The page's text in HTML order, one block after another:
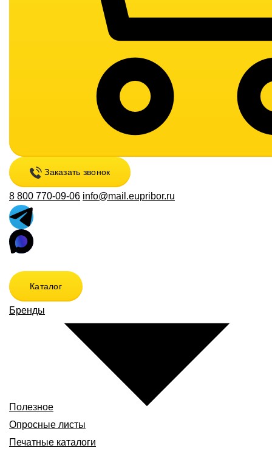
Заказать звонок
8 800 770-09-06 info@mail.eupribor.ru
Каталог
Бренды
Полезное
Опросные листы
Печатные каталоги